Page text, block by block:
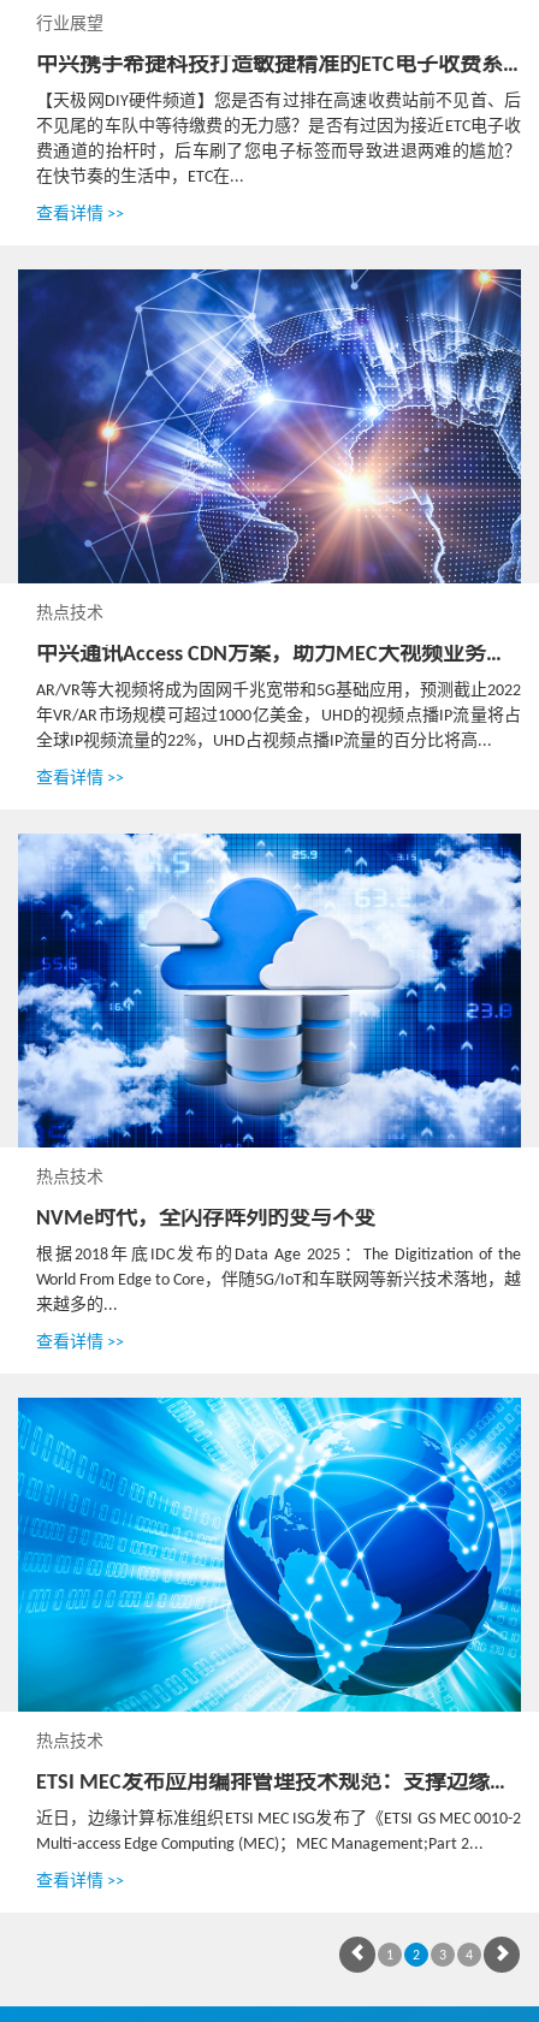
行业展望
中兴携手希捷科技打造敏捷精准的ETC电子收费系统
【天极网DIY硬件频道】您是否有过排在高速收费站前不见首、后
不见尾的车队中等待缴费的无力感？是否有过因为接近ETC电子收
费通道的抬杆时，后车刷了您电子标签而导致进退两难的尴尬？
在快节奏的生活中，ETC在...
查看详情 >>
热点技术
中兴通讯Access CDN方案，助力MEC大视频业务部署
AR/VR等大视频将成为固网千兆宽带和5G基础应用，预测截止2022
年VR/AR市场规模可超过1000亿美金，UHD的视频点播IP流量将占
全球IP视频流量的22%，UHD占视频点播IP流量的百分比将高...
查看详情 >>
热点技术
NVMe时代，全闪存阵列的变与不变
根据2018年底IDC发布的Data Age 2025：The Digitization of the
World From Edge to Core，伴随5G/IoT和车联网等新兴技术落地，越
来越多的...
查看详情 >>
热点技术
ETSI MEC发布应用编排管理技术规范：支撑边缘计算生态发展
近日，边缘计算标准组织ETSI MEC ISG发布了《ETSI GS MEC 0010-2
Multi-access Edge Computing (MEC)；MEC Management;Part 2...
查看详情 >>
1 2 3 4